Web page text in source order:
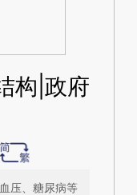
构|政府
压、糖尿病等